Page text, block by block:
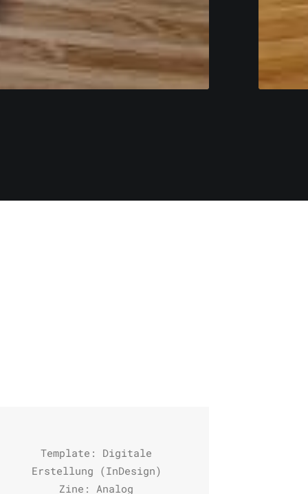
Template: Digitale
Erstellung (InDesign)
Zine: Analog